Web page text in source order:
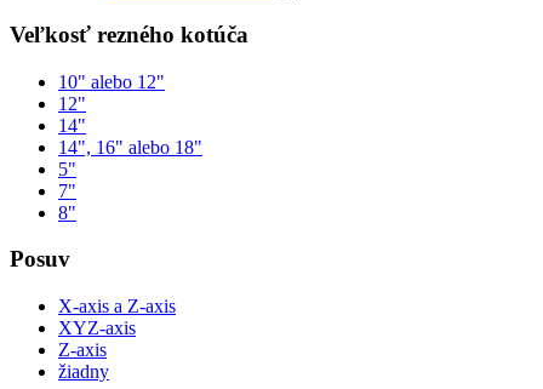
Veľkosť rezného kotúča
10" alebo 12"
12"
14"
14", 16" alebo 18"
5"
7"
8"
Posuv
X-axis a Z-axis
XYZ-axis
Z-axis
žiadny